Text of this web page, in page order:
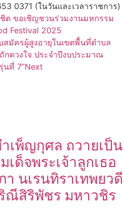
0371 (ในวันและเวลาราชการ)
ต ขอเชิญชวนร่วมงานมหกรรม
Festival 2025
สมัครผู้สูงอายุในเขตพื้นที่ตำบล
กดวงใจ ประจำปีงบประมาณ
นที่ 7”Next
เพ็ญกุศล ถวายเป็น
ด็จพระเจ้าลูกเธอ
นเรนทิราเทพยวดี
ณีสิริพัชร มหาวชิร